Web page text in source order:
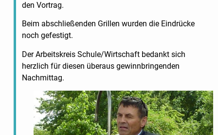
den Vortrag.
Beim abschließenden Grillen wurden die Eindrücke
noch gefestigt.
Der Arbeitskreis Schule/Wirtschaft bedankt sich
herzlich für diesen überaus gewinnbringenden
Nachmittag.